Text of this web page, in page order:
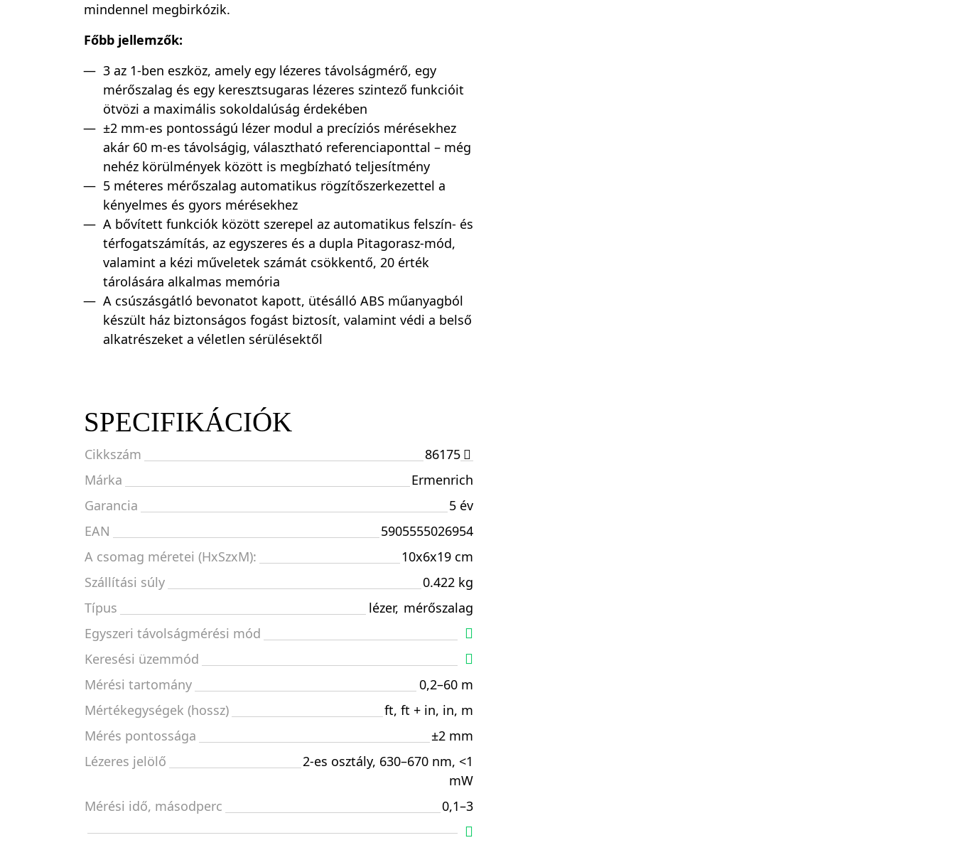
mindennel megbirkózik.
Főbb jellemzők:
3 az 1-ben eszköz, amely egy lézeres távolságmérő, egy
mérőszalag és egy keresztsugaras lézeres szintező funkcióit
ötvözi a maximális sokoldalúság érdekében
±2 mm-es pontosságú lézer modul a precíziós mérésekhez
akár 60 m-es távolságig, választható referenciaponttal – még
nehéz körülmények között is megbízható teljesítmény
5 méteres mérőszalag automatikus rögzítőszerkezettel a
kényelmes és gyors mérésekhez
A bővített funkciók között szerepel az automatikus felszín- és
térfogatszámítás, az egyszeres és a dupla Pitagorasz-mód,
valamint a kézi műveletek számát csökkentő, 20 érték
tárolására alkalmas memória
A csúszásgátló bevonatot kapott, ütésálló ABS műanyagból
készült ház biztonságos fogást biztosít, valamint védi a belső
alkatrészeket a véletlen sérülésektől
SPECIFIKÁCIÓK
Cikkszám
86175
Márka
Ermenrich
Garancia
5 év
EAN
5905555026954
A csomag méretei (HxSzxM):
10x6x19 cm
Szállítási súly
0.422 kg
Típus
lézer, mérőszalag
Egyszeri távolságmérési mód
Keresési üzemmód
Mérési tartomány
0,2–60 m
Mértékegységek (hossz)
ft, ft + in, in, m
Mérés pontossága
±2 mm
Lézeres jelölő
2-es osztály, 630–670 nm, <1
mW
Mérési idő, másodperc
0,1–3